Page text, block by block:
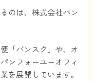
のは、株式会社パン
「パンスク」や、オ
ンフォーユーオフィ
を展開しています。